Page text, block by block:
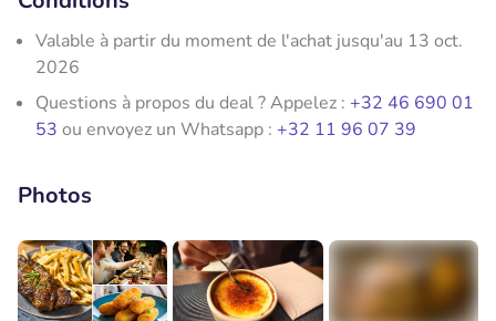
Valable à partir du moment de l'achat jusqu'au 13 oct.
2026
Questions à propos du deal ? Appelez : +32 46 690 01
53 ou envoyez un Whatsapp : +32 11 96 07 39
Photos